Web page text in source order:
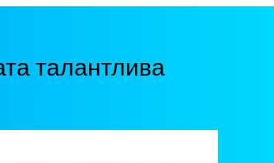
талантлива